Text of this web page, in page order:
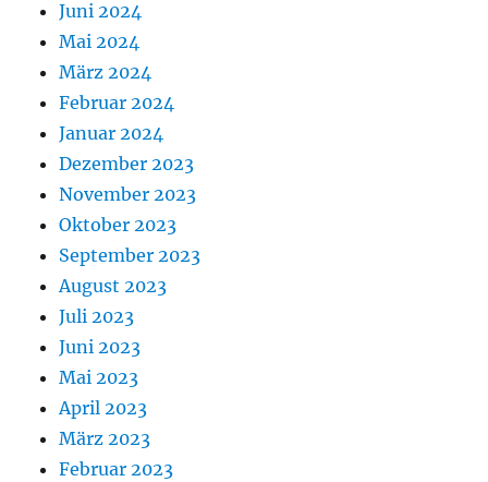
Juni 2024
Mai 2024
März 2024
Februar 2024
Januar 2024
Dezember 2023
November 2023
Oktober 2023
September 2023
August 2023
Juli 2023
Juni 2023
Mai 2023
April 2023
März 2023
Februar 2023